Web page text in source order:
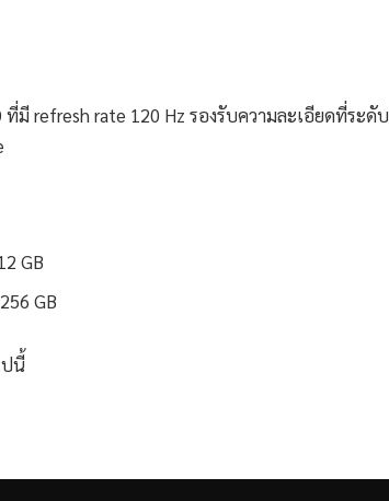
มี refresh rate 120 Hz รองรับความละเอียดที่ระดับ
GB
GB
ปนี้